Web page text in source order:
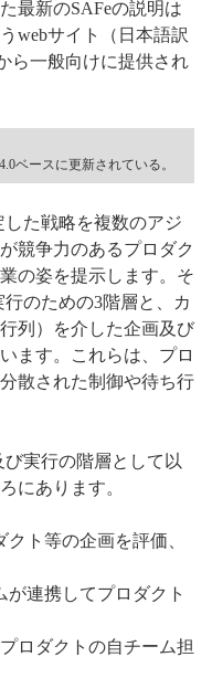
最新のSAFeの説明は
webサイト（日本語訳
ら一般向けに提供され
ベースに更新されている。
た戦略を複数のアジ
競争力のあるプロダク
の姿を提示します。そ
のための3階層と、カ
列）を介した企画及び
ます。これらは、プロ
散された制御や待ち行
実行の階層として以
にあります。
ト等の企画を評価、
連携してプロダクト
ロダクトの自チーム担